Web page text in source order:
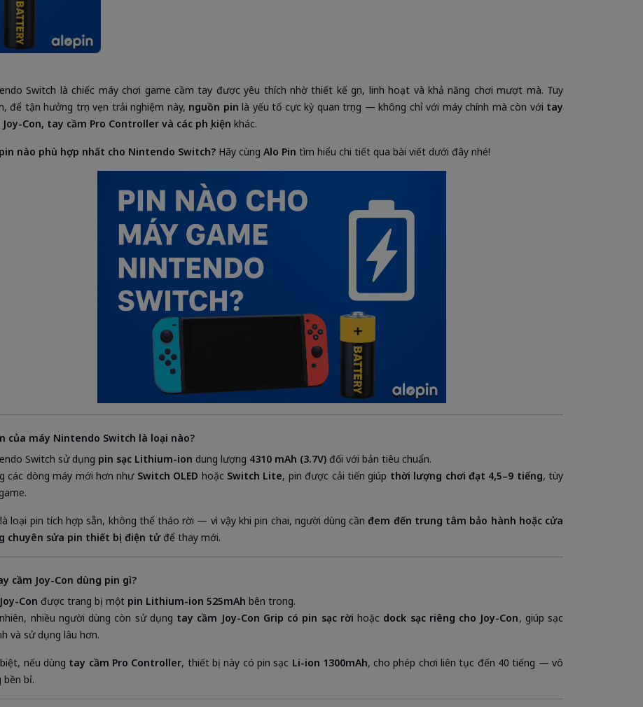
Switch là chiếc máy chơi game cầm tay được yêu thích nhờ thiết kế gọn, linh hoạt và khả năng chơi mượt mà. Tuy
để tận hưởng trọn vẹn trải nghiệm này, nguồn pin là yếu tố cực kỳ quan trọng — không chỉ với máy chính mà còn với tay
Joy-Con, tay cầm Pro Controller và các phụ kiện khác.
pin nào phù hợp nhất cho Nintendo Switch? Hãy cùng Alo Pin tìm hiểu chi tiết qua bài viết dưới đây nhé!
của máy Nintendo Switch là loại nào?
Switch sử dụng pin sạc Lithium-ion dung lượng 4310 mAh (3.7V) đối với bản tiêu chuẩn.
các dòng máy mới hơn như Switch OLED hoặc Switch Lite, pin được cải tiến giúp thời lượng chơi đạt 4,5–9 tiếng, tùy
loại pin tích hợp sẵn, không thể tháo rời — vì vậy khi pin chai, người dùng cầnđem đến trung tâm bảo hành hoặc cửa
chuyên sửa pin thiết bị điện tửđể thay mới.
cầm Joy-Con dùng pin gì?
Joy-Con được trang bị một pin Lithium-ion 525mAh bên trong.
nhiều người dùng còn sử dụng tay cầm Joy-Con Grip có pin sạc rời hoặc dock sạc riêng cho Joy-Con, giúp sạc
và sử dụng lâu hơn.
nếu dùng tay cầm Pro Controller, thiết bị này có pin sạc Li-ion 1300mAh, cho phép chơi liên tục đến 40 tiếng — vô
bền bỉ.